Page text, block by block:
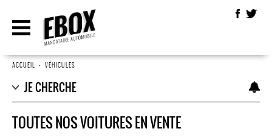
ACCUEIL • VÉHICULES
JE CHERCHE
TOUTES NOS VOITURES EN VENTE